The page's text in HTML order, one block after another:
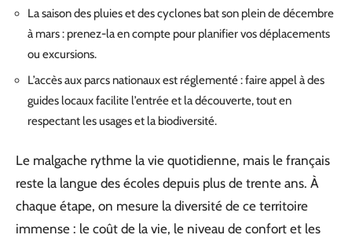
La saison des pluies et des cyclones bat son plein de décembre
à mars : prenez-la en compte pour planifier vos déplacements
ou excursions.
L’accès aux parcs nationaux est réglementé : faire appel à des
guides locaux facilite l’entrée et la découverte, tout en
respectant les usages et la biodiversité.
Le malgache rythme la vie quotidienne, mais le français
reste la langue des écoles depuis plus de trente ans. À
chaque étape, on mesure la diversité de ce territoire
immense : le coût de la vie, le niveau de confort et les